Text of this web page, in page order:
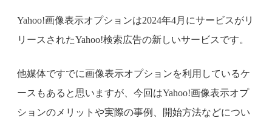
Yahoo!画像表示オプションは2024年4月にサービスがリ
リースされたYahoo!検索広告の新しいサービスです。
他媒体ですでに画像表示オプションを利用しているケ
ースもあると思いますが、今回はYahoo!画像表示オプ
ションのメリットや実際の事例、開始方法などについ